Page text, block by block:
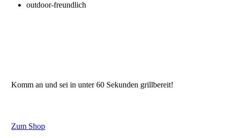
outdoor‑freundlich
Komm an und sei in unter 60 Sekunden grillbereit!
Zum Shop